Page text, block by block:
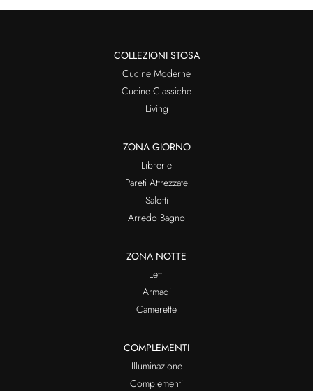
COLLEZIONI STOSA
Cucine Moderne
Cucine Classiche
Living
ZONA GIORNO
Librerie
Pareti Attrezzate
Salotti
Arredo Bagno
ZONA NOTTE
Letti
Armadi
Camerette
COMPLEMENTI
Illuminazione
Complementi